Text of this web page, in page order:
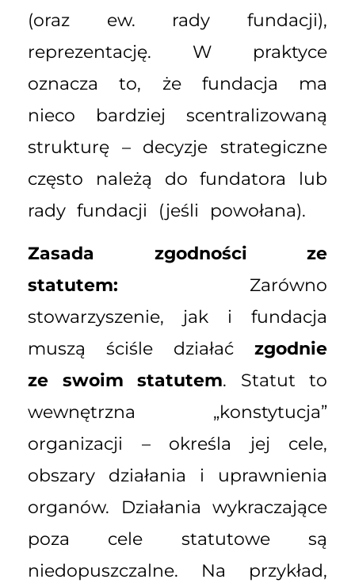
(oraz ew. rady fundacji),
reprezentację. W praktyce
oznacza to, że fundacja ma
nieco bardziej scentralizowaną
strukturę – decyzje strategiczne
często należą do fundatora lub
rady fundacji (jeśli powołana).
Zasada zgodności ze
statutem: Zarówno
stowarzyszenie, jak i fundacja
muszą ściśle działać zgodnie
ze swoim statutem. Statut to
wewnętrzna „konstytucja”
organizacji – określa jej cele,
obszary działania i uprawnienia
organów. Działania wykraczające
poza cele statutowe są
niedopuszczalne. Na przykład,